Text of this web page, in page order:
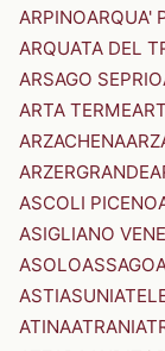
ARPINOARQUA'
ARQUATA DEL
ARSAGO SEPRIO
ARTA TERME
ARZACHENA
ARZERGRANDE
ASCOLI PICENO
ASIGLIANO
ASOLOASSAGO
ASTIASUNI
ATINAATRANI